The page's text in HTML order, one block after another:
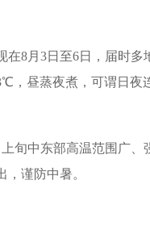
月3日至6日，届时多
，昼蒸夜煮，可谓日夜
中东部高温范围广、
谨防中暑。